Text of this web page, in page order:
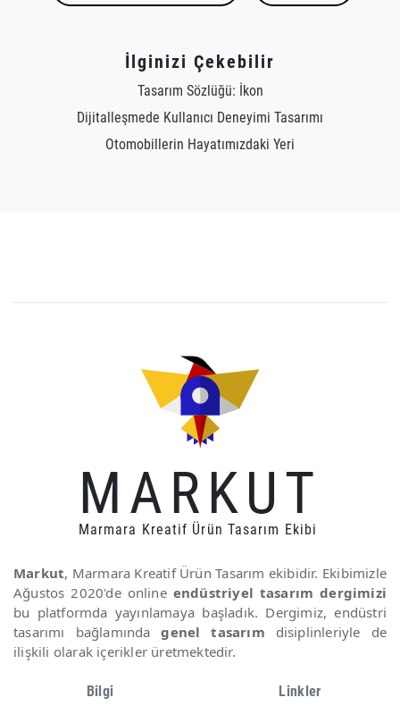
İlginizi Çekebilir
Tasarım Sözlüğü: İkon
Dijitalleşmede Kullanıcı Deneyimi Tasarımı
Otomobillerin Hayatımızdaki Yeri
MARKUT
Marmara Kreatif Ürün Tasarım Ekibi
Markut, Marmara Kreatif Ürün Tasarım ekibidir. Ekibimizle
Ağustos 2020'de online endüstriyel tasarım dergimizi
bu platformda yayınlamaya başladık. Dergimiz, endüstri
tasarımı bağlamındagenel tasarım disiplinleriyle de
ilişkili olarak içerikler üretmektedir.
Bilgi Linkler